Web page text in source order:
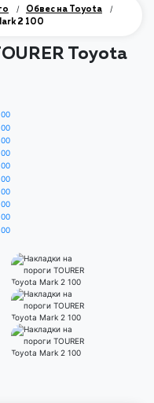
/ Обвес на Toyota /
2 100
Toyota